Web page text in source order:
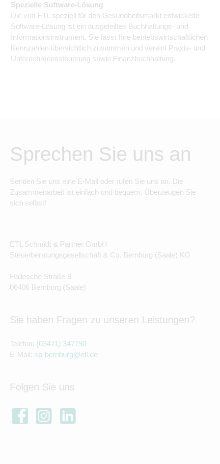
Spezielle Software-Lösung
Die von ETL speziell für den Gesundheitsmarkt entwickelte
Software-Lösung ist ein ausgefeiltes Buchhaltungs- und
Informationsinstrument. Sie fasst Ihre betriebswirtschaftlichen
Kennzahlen übersichtlich zusammen und vereint Praxis- und
Unternehmenssteuerung sowie Finanzbuchhaltung.
Sprechen Sie uns an
Senden Sie uns eine E-Mail oder rufen Sie uns an. Die
Zusammenarbeit ist einfach und bequem. Überzeugen Sie
sich selbst!
ETL Schmidt & Partner GmbH
Steuerberatungsgesellschaft & Co. Bernburg (Saale) KG
Hallesche Straße 8
06406 Bernburg (Saale)
Sie haben Fragen zu unseren Leistungen?
Telefon: (03471) 347790
E-Mail: sp-bernburg@etl.de
Folgen Sie uns